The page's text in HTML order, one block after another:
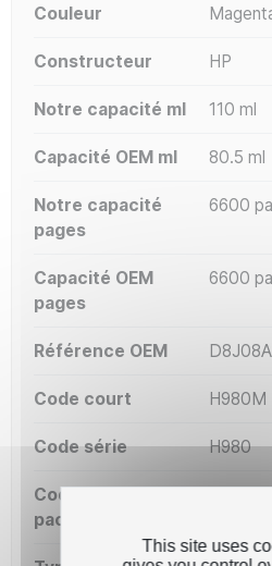
Couleur
Constructeur HP
Notre capacité ml 110 ml
Capacité OEM ml 80.5 ml
Notre capacité
pages
6600
Capacité OEM
pages
6600
Référence OEM D8J08A
Code court H980M
Code série H980
Code OEM
packaging
This site uses